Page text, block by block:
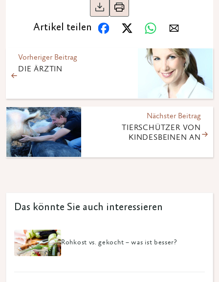
Artikel teilen
Vorheriger Beitrag
DIE ÄRZTIN
Nächster Beitrag
TIERSCHÜTZER VON
KINDESBEINEN AN
Das könnte Sie auch interessieren
Rohkost vs. gekocht – was ist besser?